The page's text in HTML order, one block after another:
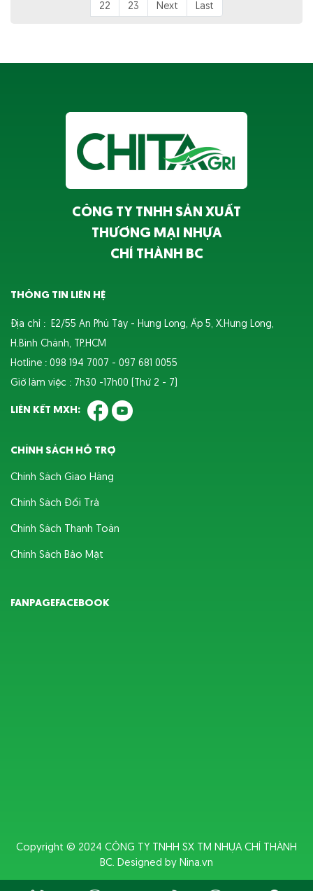
22
23 Next Last
CÔNG TY TNHH SẢN XUẤT
THƯƠNG MẠI NHỰA
CHÍ THÀNH BC
THÔNG TIN LIÊN HỆ
Địa chỉ : E2/55 An Phú Tây - Hưng Long, Ấp 5, X.Hưng Long,
H.Bình Chánh, TP.HCM
Hotline : 098 194 7007 - 097 681 0055
Giờ làm việc : 7h30 -17h00 (Thứ 2 - 7)
LIÊN KẾT MXH:
CHÍNH SÁCH HỖ TRỢ
Chính Sách Giao Hàng
Chính Sách Đổi Trả
Chính Sách Thanh Toán
Chính Sách Bảo Mật
FANPAGEFACEBOOK
Copyright © 2024 CÔNG TY TNHH SX TM NHỰA CHÍ THÀNH
BC. Designed by Nina.vn